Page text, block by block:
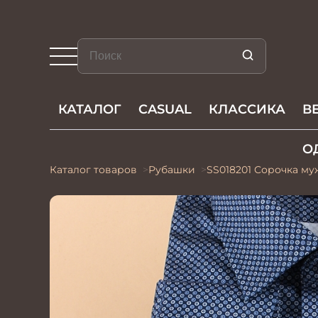
КАТАЛОГ CASUAL КЛАССИКА
Каталог товаров Рубашки SS018201 Сорочка